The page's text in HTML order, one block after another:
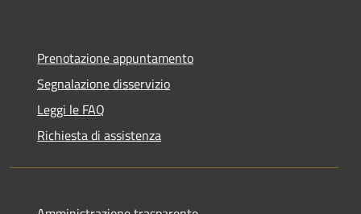
Prenotazione appuntamento
Segnalazione disservizio
Leggi le FAQ
Richiesta di assistenza